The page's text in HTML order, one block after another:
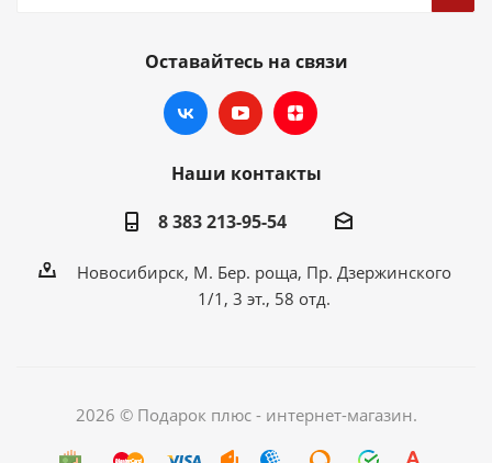
Оставайтесь на связи
Наши контакты
8 383 213-95-54
Новосибирск, М. Бер. роща, Пр. Дзержинского
1/1, 3 эт., 58 отд.
2026 © Подарок плюс - интернет-магазин.